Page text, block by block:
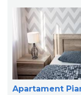
Apartament